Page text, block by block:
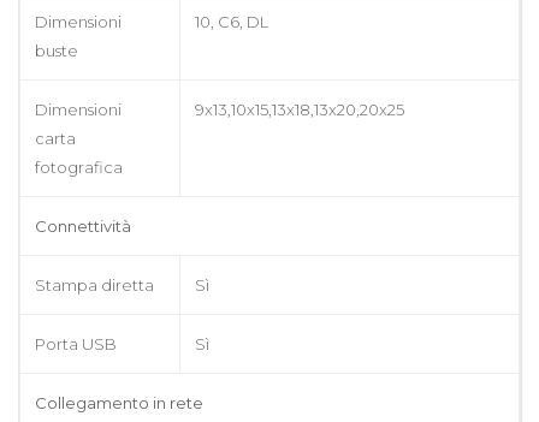
Dimensioni
buste
10, C6, DL
Dimensioni
carta
fotografica
9x13,10x15,13x18,13x20,20x25
Connettività
Stampa diretta Sì
Porta USB Sì
Collegamento in rete